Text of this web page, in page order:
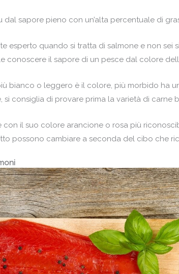
dal sapore pieno con un’alta percentuale di
esperto quando si tratta di salmone e non
conoscere il sapore di un pesce dal colore
bianco o leggero è il colore, più morbido ha
si consiglia di provare prima la varietà di carne
con il suo colore arancione o rosa più
possono cambiare a seconda del cibo che